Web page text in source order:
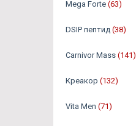
Mega Forte (63)
DSIP пептид (38)
Carnivor Mass (141)
Креакор (132)
Vita Men (71)